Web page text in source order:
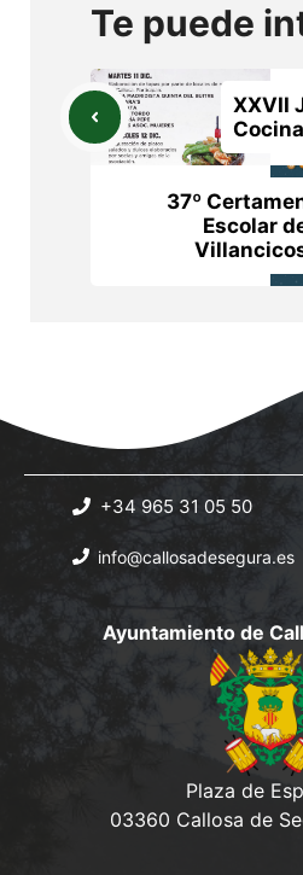
Te puede
XXVII
Cocina
37º
Escolar
+34 965 31 05 50
info@callosadesegura.es
Ayuntamiento de
Plaza de
03360 Callosa de